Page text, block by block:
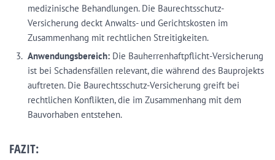
medizinische Behandlungen. Die Baurechtsschutz-
Versicherung deckt Anwalts- und Gerichtskosten im
Zusammenhang mit rechtlichen Streitigkeiten.
Anwendungsbereich: Die Bauherrenhaftpflicht-Versicherung
ist bei Schadensfällen relevant, die während des Bauprojekts
auftreten. Die Baurechtsschutz-Versicherung greift bei
rechtlichen Konflikten, die im Zusammenhang mit dem
Bauvorhaben entstehen.
FAZIT: